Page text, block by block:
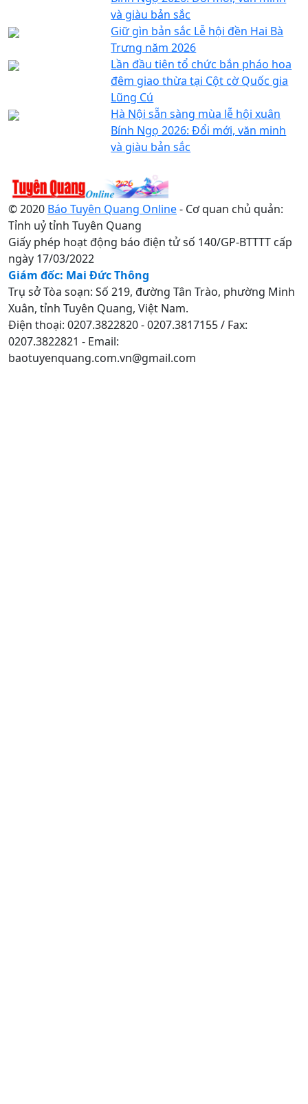
và giàu bản sắc
Giữ gìn bản sắc Lễ hội đền Hai Bà
Trưng năm 2026
Lần đầu tiên tổ chức bắn pháo hoa
đêm giao thừa tại Cột cờ Quốc gia
Lũng Cú
Hà Nội sẵn sàng mùa lễ hội xuân
Bính Ngọ 2026: Đổi mới, văn minh
và giàu bản sắc
© 2020 Báo Tuyên Quang Online- Cơ quan chủ quản:
Tỉnh uỷ tỉnh Tuyên Quang
Giấy phép hoạt động báo điện tử số 140/GP-BTTTT cấp
ngày 17/03/2022
Giám đốc: Mai Đức Thông
Trụ sở Tòa soạn: Số 219, đường Tân Trào, phường Minh
Xuân, tỉnh Tuyên Quang, Việt Nam.
Điện thoại: 0207.3822820 - 0207.3817155 / Fax:
0207.3822821 - Email:
baotuyenquang.com.vn@gmail.com